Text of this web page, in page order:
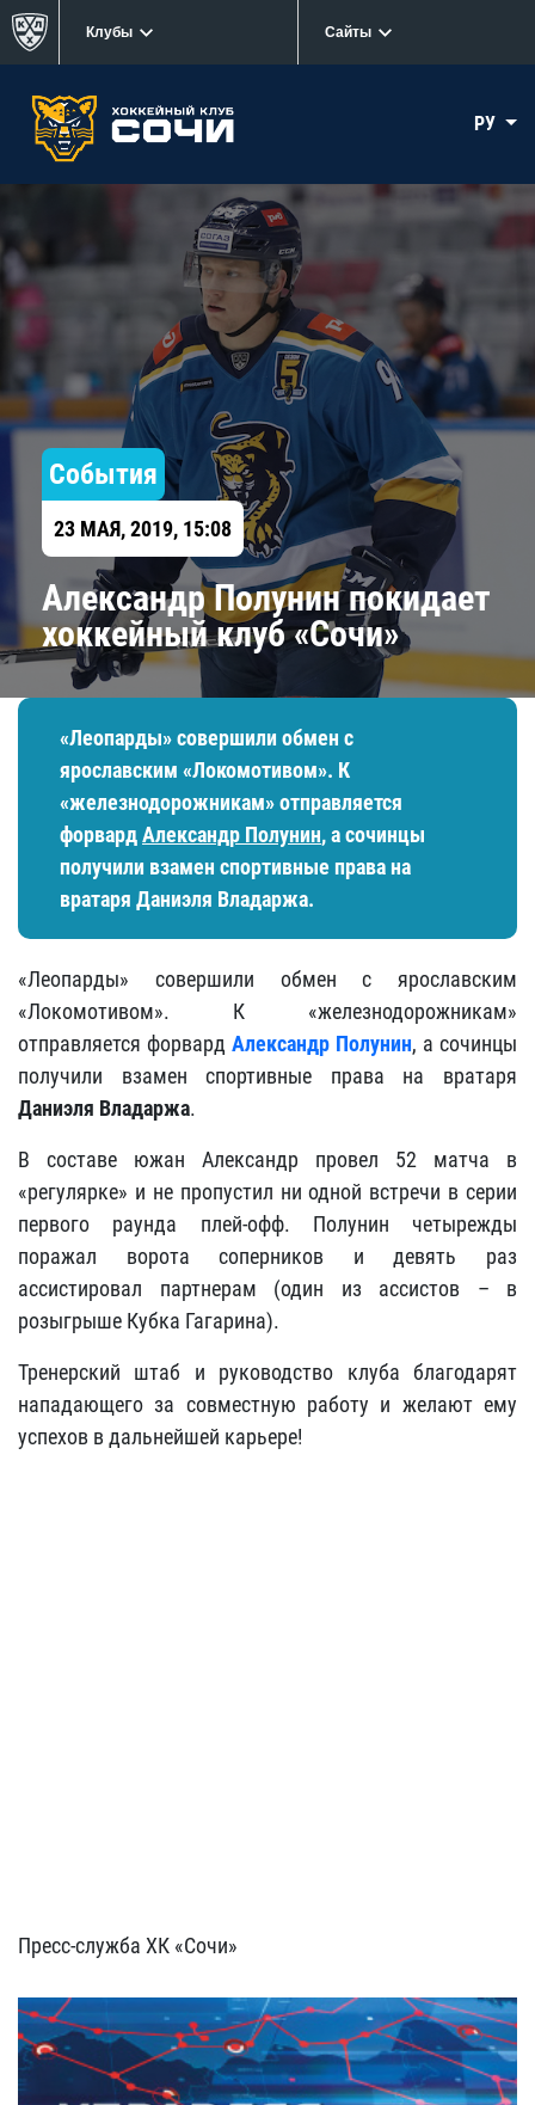
Клубы Сайты
РУ
События
23 МАЯ, 2019, 15:08
​Александр Полунин покидает
хоккейный клуб «Сочи»
«Леопарды» совершили обмен с
ярославским «Локомотивом». К
«железнодорожникам» отправляется
форвардАлександр Полунин, а сочинцы
получили взамен спортивные права на
вратаря Даниэля Владаржа.
«Леопарды» совершили обмен с ярославским
«Локомотивом». К «железнодорожникам»
отправляется форвард Александр Полунин, а сочинцы
получили взамен спортивные права на вратаря
Даниэля Владаржа.
В составе южан Александр провел 52 матча в
«регулярке» и не пропустил ни одной встречи в серии
первого раунда плей-офф. Полунин четырежды
поражал ворота соперников и девять раз
ассистировал партнерам (один из ассистов – в
розыгрыше Кубка Гагарина).
Тренерский штаб и руководство клуба благодарят
нападающего за совместную работу и желают ему
успехов в дальнейшей карьере!
Пресс-служба ХК «Сочи»